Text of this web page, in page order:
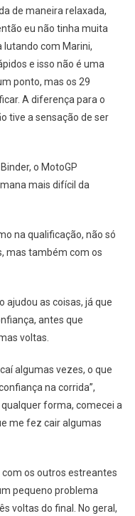
de maneira relaxada,
eu não tinha muita
lutando com Marini,
e isso não é uma
ponto, mas os 29
A diferença para o
tive a sensação de ser
o MotoGP
mais difícil da
na qualificação, não só
mas também com os
ajudou as coisas, já que
antes que
voltas.
algumas vezes, o que
na corrida”,
forma, comecei a
me fez cair algumas
com os outros estreantes
pequeno problema
voltas do final. No geral,